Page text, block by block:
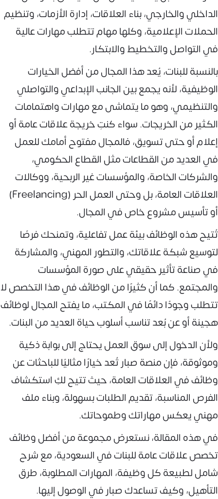
الداخلي والخارجي، بناء العلاقات، إدارة الأزمات، وتنظيم
الحملات الإعلامية، وكلها مهام تتطلب مهارات عالية
في التواصل والتخطيط والابتكار.
بالنسبة للبنات، يُعد هذا المجال من أفضل الخيارات
الوظيفية، لأنه يجمع بين الجانب الإبداعي والتواصلي
والتنظيمي، وهو ما يتماشى مع مهارات واهتمامات
الكثير من الخريجات. سواء كنتِ خريجة علاقات عامة أو
إعلام أو حتى تسويق، فالمجال مفتوح أمامك للعمل
في العديد من القطاعات مثل القطاع الحكومي،
والشركات الخاصة، والمؤسسات غير الربحية، ووكالات
العلاقات العامة، بل وحتى العمل الحر (Freelancing)
أو تأسيس مشروع خاص في المجال.
تُتيح هذه الوظائف بيئة عمل تفاعلية، وتمنحك فرصًا
لتوسيع شبكة علاقاتك، والتطور المهني، والمشاركة
في صناعة تأثير حقيقي على صورة المؤسسات
والمجتمع. كما أن كثيرًا من الوظائف في هذا التخصص لا
تتطلب وجودًا دائمًا في المكتب، ما يفتح المجال لوظائف
هجينة أو عن بُعد تناسب أسلوب حياة العديد من البنات.
ولأن الدخول إلى سوق العمل يحتاج إلى بوابة ذكية
وموثوقة، فإن منصة صبار تُعد خيارًا مثاليًا للباحثات عن
وظائف في العلاقات العامة، حيث تتيح لكِ استكشاف
الفرص المناسبة، تقديم الطلبات بسهولة، وبناء ملف
مهني يعكس مهاراتك وطموحاتك.
في هذه المقالة، نستعرض مجموعة من أفضل وظائف
تخصص علاقات عامة للبنات في السعودية، مع شرح
شامل لطبيعة كل وظيفة، المهارات المطلوبة، طرق
التأهيل، وكيف تساعدك صبار في الوصول إليها.